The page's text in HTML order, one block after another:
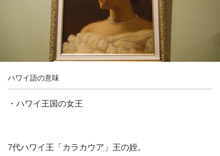
ハワイ語の意味
・ハワイ王国の女王
7代ハワイ王「カラカウア」王の姪。